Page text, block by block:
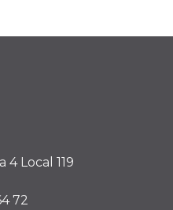
4 Local 119
72